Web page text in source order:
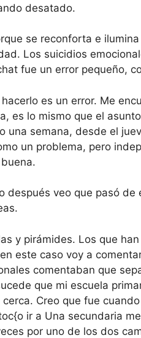
desatado.
se reconforta e
Los suicidios
fue un error pequeño,
es un error. Me
es lo mismo que el
una semana, desde el
un problema, pero
después veo que pasó de
y pirámides. Los que
este caso voy a
comentaban que
que mi escuela
Creo que fue
ir a Una secundaria
por uno de los dos